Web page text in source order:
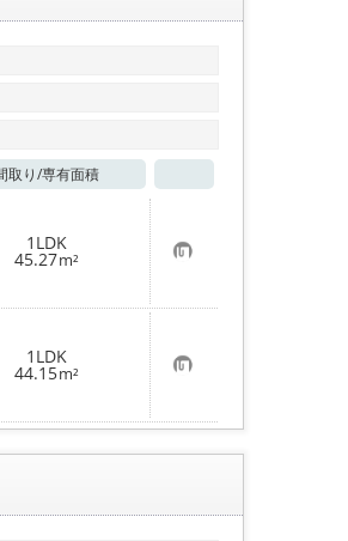
取り/専有面積
1LDK
45.27m² お
気
に
入
り
登
録
1LDK
44.15m² お
気
に
入
登